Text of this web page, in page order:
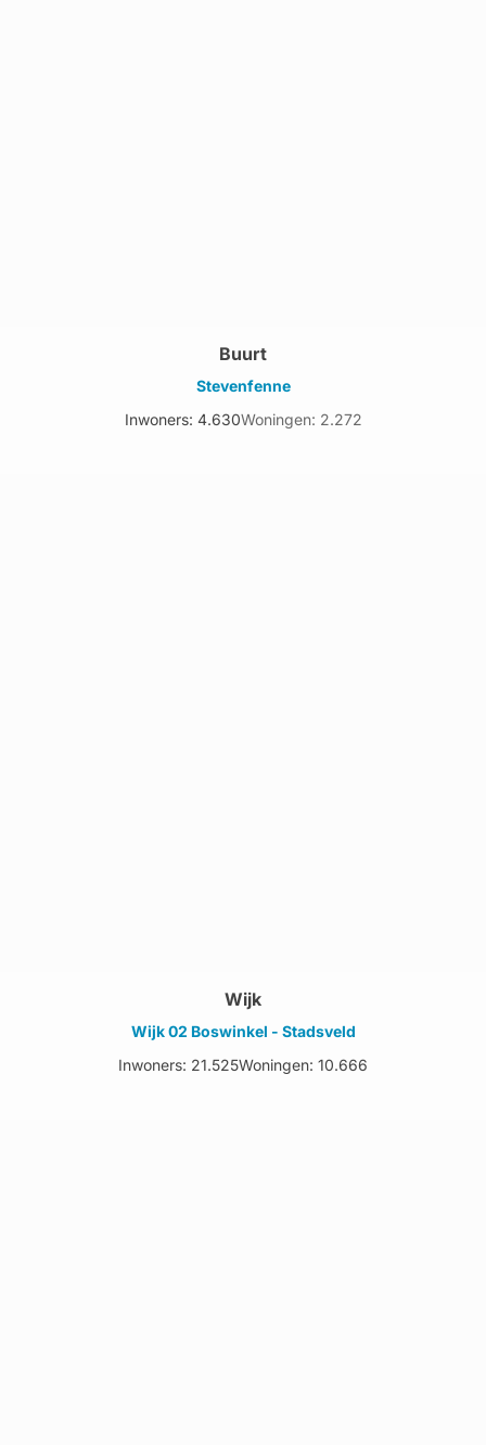
Buurt
Stevenfenne
Inwoners: 4.630Woningen: 2.272
Wijk
Wijk 02 Boswinkel - Stadsveld
Inwoners: 21.525Woningen: 10.666